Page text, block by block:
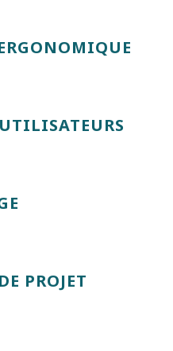
PROJET